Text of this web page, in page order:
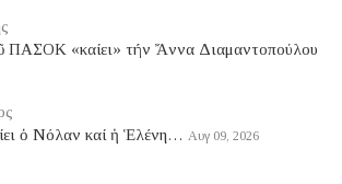
ΠΑΣΟΚ «καίει» τήν Ἄννα Διαμαντοπούλου
ὁ Νόλαν καί ἡ Ἑλένη… Αυγ 09, 2026